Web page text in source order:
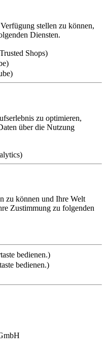
stellen zu können,
Diensten.
Shops)
zu optimieren,
über die Nutzung
zu können und Ihre Welt
Zustimmung zu folgenden
bedienen.)
bedienen.)